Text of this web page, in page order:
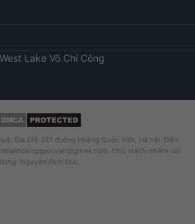
Lake Võ Chí Công
Địa chỉ: 321 đường Hoàng Quốc Việt, Hà nội. Điện
Chịu trách nhiệm nội
dung: Nguyễn Đình Đức.